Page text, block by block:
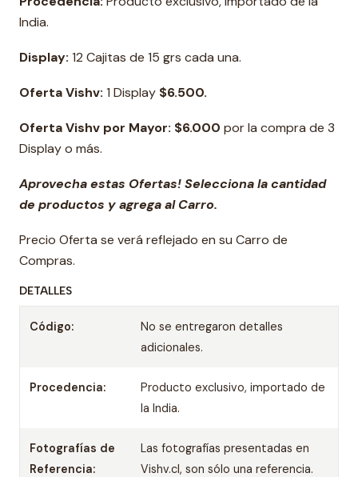
India.
Display: 12 Cajitas de 15 grs cada una.
Oferta Vishv: 1 Display $6.500.
Oferta Vishv por Mayor: $6.000 por la compra de 3
Display o más.
Aprovecha estas Ofertas! Selecciona la cantidad
de productos y agrega al Carro.
Precio Oferta se verá reflejado en su Carro de
Compras.
DETALLES
Código:
No se entregaron detalles
adicionales.
Procedencia:
Producto exclusivo, importado de
la India.
Fotografías de
Referencia:
Las fotografías presentadas en
Vishv.cl, son sólo una referencia.